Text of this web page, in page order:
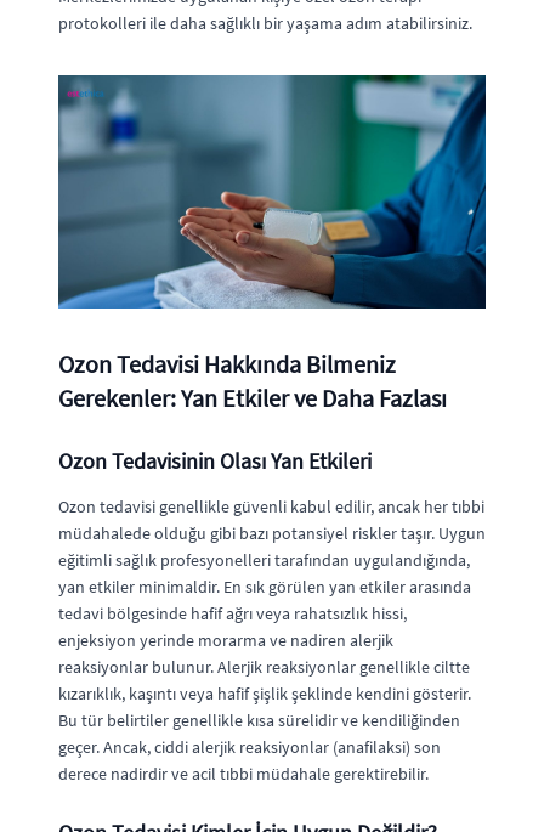
protokolleri ile daha sağlıklı bir yaşama adım atabilirsiniz.
Ozon Tedavisi Hakkında Bilmeniz
Gerekenler: Yan Etkiler ve Daha Fazlası
Ozon Tedavisinin Olası Yan Etkileri
Ozon tedavisi genellikle güvenli kabul edilir, ancak her tıbbi
müdahalede olduğu gibi bazı potansiyel riskler taşır. Uygun
eğitimli sağlık profesyonelleri tarafından uygulandığında,
yan etkiler minimaldir. En sık görülen yan etkiler arasında
tedavi bölgesinde hafif ağrı veya rahatsızlık hissi,
enjeksiyon yerinde morarma ve nadiren alerjik
reaksiyonlar bulunur. Alerjik reaksiyonlar genellikle ciltte
kızarıklık, kaşıntı veya hafif şişlik şeklinde kendini gösterir.
Bu tür belirtiler genellikle kısa sürelidir ve kendiliğinden
geçer. Ancak, ciddi alerjik reaksiyonlar (anafilaksi) son
derece nadirdir ve acil tıbbi müdahale gerektirebilir.